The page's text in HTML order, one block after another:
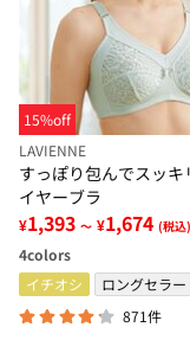
15%off
LAVIENNE
すっぽり包んでスッキ
イヤーブラ
¥1,393 ～ ¥1,674 (税込)
4colors
イチオシ
ロングセラー
871件